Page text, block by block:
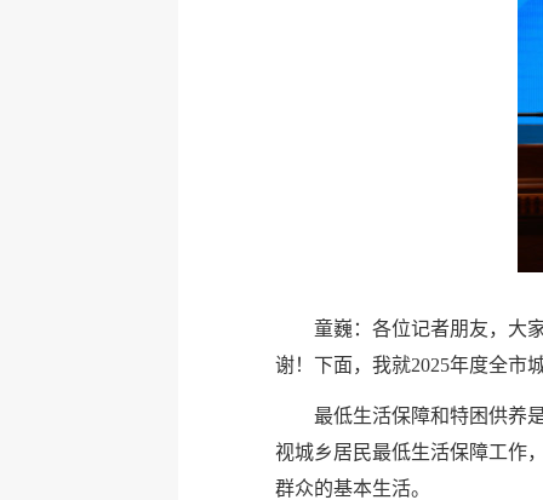
童巍：各位记者朋友，大
谢！下面，我就2025年度全市
最低生活保障和特困供养
视城乡居民最低生活保障工作
群众的基本生活。